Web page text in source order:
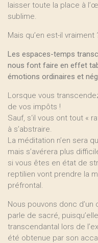
laisser toute la place à
sublime.
Mais qu’en est-il vraiment
Les espaces-temps
nous font faire en effet
émotions ordinaires et
Lorsque vous
de vos impôts !
Sauf, s‘il vous ont tout «
à s’abstraire.
La méditation n’en sera
mais s’avérera plus
si vous êtes en état de
reptilien vont prendre la
préfrontal.
Nous pouvons donc
parle de sacré,
transcendantal lors de
été obtenue par son